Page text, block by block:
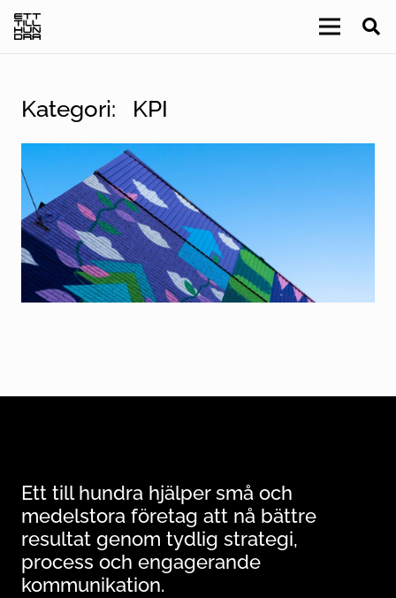
Kategori: KPI
Ett till hundra hjälper små och
medelstora företag att nå bättre
resultat genom tydlig strategi,
process och engagerande
kommunikation.